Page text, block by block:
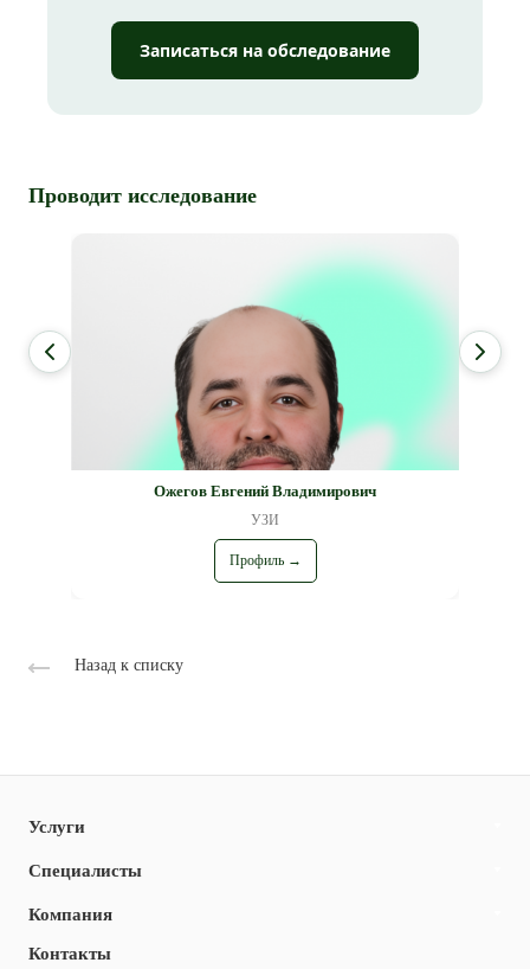
Записаться на обследование
Проводит исследование
Ожегов Евгений Владимирович
УЗИ
Профиль →
Назад к списку
Услуги
Специалисты
Компания
Контакты